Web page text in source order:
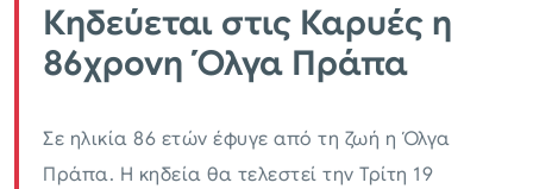
Κηδεύεται στις Καρυές η
86χρονη Όλγα Πράπα
Σε ηλικία 86 ετών έφυγε από τη ζωή η Όλγα
Πράπα. Η κηδεία θα τελεστεί την Τρίτη 19